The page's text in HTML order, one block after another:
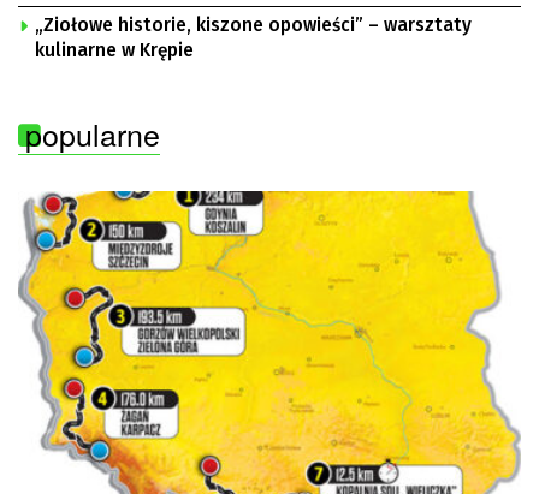
„Ziołowe historie, kiszone opowieści” – warsztaty
kulinarne w Krępie
popularne